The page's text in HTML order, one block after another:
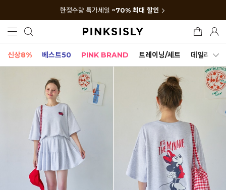
한정수량 특가세일 ~70% 최대 할인
신상8% 베스트50 PINK BRAND 트레이닝/세트 데일리세트